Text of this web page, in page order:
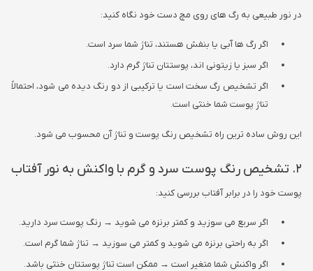
در نور طبیعی به رگ های روی مچ دست خود نگاه کنید:
اگر رگ ها آبی یا بنفش هستند، تناژ شما سرد است.
اگر سبز یا زیتونی اند، پوستتان تناژ گرم دارد.
اگر تشخیص رگ سخت است یا ترکیبی از دو رنگ دیده می شود، احتمالاً
تناژ پوست شما خنثی است.
این روش ساده ترین راه تشخیص رنگ پوست و تناژ آن محسوب می شود.
2. تشخیص رنگ پوست سرد و گرم با واکنش به نور آفتاب
پوست خود را در برابر آفتاب بررسی کنید:
اگر سریع می سوزید و کمتر برنزه می شوید → رنگ پوست سرد دارید.
اگر به راحتی برنزه می شوید و کمتر می سوزید → تناژ شما گرم است.
اگر واکنش شما متغیر است → ممکن است تناژ پوستتان خنثی باشد.